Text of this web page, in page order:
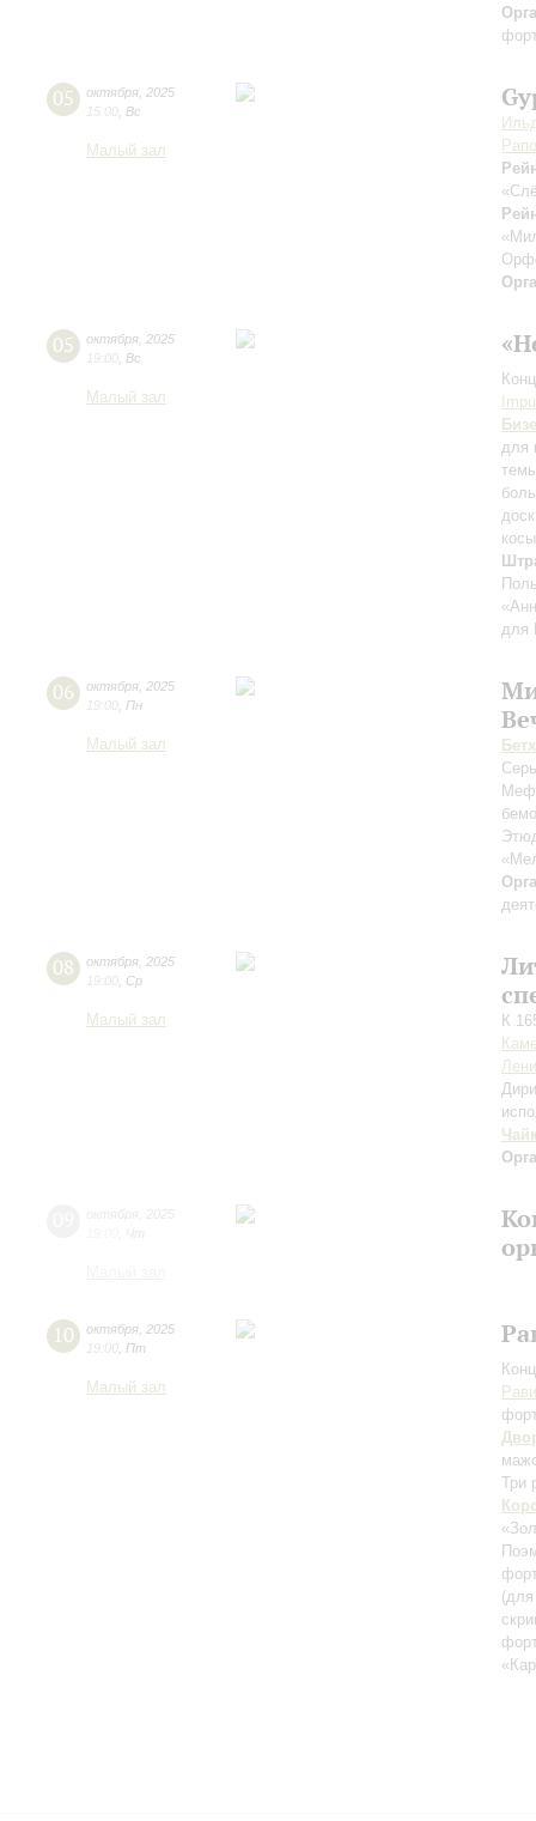
05 октября 2025
15:00 Вс
Малый зал
05 октября 2025
19:00 Вс
Малый зал
Бизе
для
для
06 октября 2025
19:00 Пн
Малый зал
08 октября 2025
19:00 Ср
Малый зал
К
10 октября 2025
19:00 Пт
Малый зал
Три